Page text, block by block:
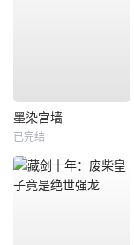
墨染宫墙
已完结